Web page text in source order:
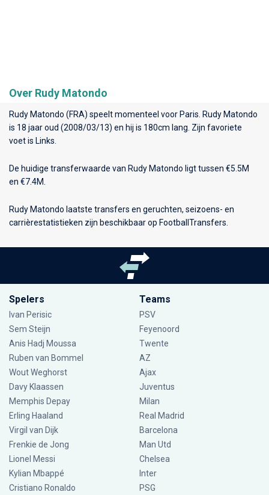
Over Rudy Matondo
Rudy Matondo (FRA) speelt momenteel voor Paris . Rudy Matondo
is 18 jaar oud (2008/03/13) en hij is 180cm lang. Zijn favoriete
voet is Links.
De huidige transferwaarde van Rudy Matondo ligt tussen €5.5M
en €7.4M.
Rudy Matondo laatste transfers en geruchten, seizoens- en
carrièrestatistieken zijn beschikbaar op FootballTransfers.
Spelers
Ivan Perisic
Sem Steijn
Anis Hadj Moussa
Ruben van Bommel
Wout Weghorst
Davy Klaassen
Memphis Depay
Erling Haaland
Virgil van Dijk
Frenkie de Jong
Lionel Messi
Kylian Mbappé
Cristiano Ronaldo
Teams
PSV
Feyenoord
Twente
AZ
Ajax
Juventus
Milan
Real Madrid
Barcelona
Man Utd
Chelsea
Inter
PSG